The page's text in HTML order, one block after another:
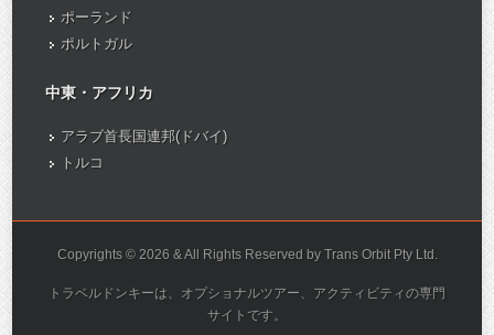
ポーランド
ポルトガル
中東・アフリカ
アラブ首長国連邦(ドバイ)
トルコ
Copyrights © 2026 & All Rights Reserved by Trans Orbit Pty Ltd.
トラベルドンキーは、オプショナルツアー、アクティビティの専門
サイトです。